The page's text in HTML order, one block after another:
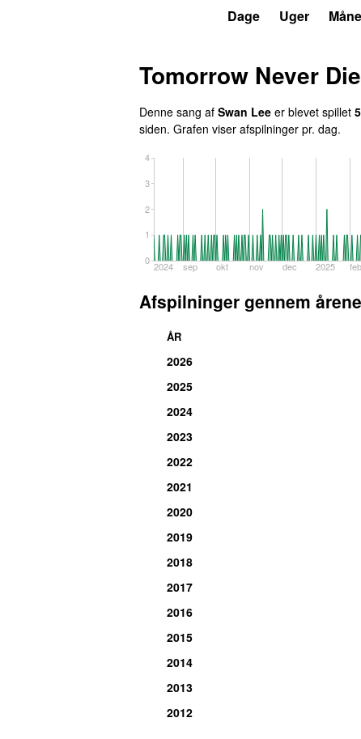
Dage Uger
Tomorrow Never
Denne sang af Swan Lee er blevet spillet
siden. Grafen viser afspilninger pr. dag.
2024 sep okt nov dec 2025 feb
0
1
2
3
4
Afspilninger gennem årene
ÅR
2026
2025
2024
2023
2022
2021
2020
2019
2018
2017
2016
2015
2014
2013
2012